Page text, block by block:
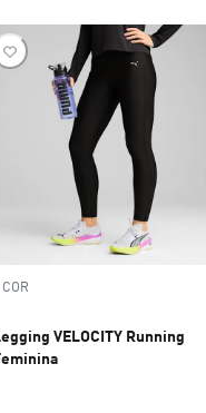
COR
VELOCITY Running